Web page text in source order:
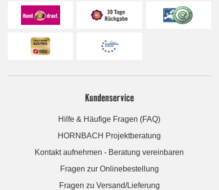
Kundenservice
Hilfe & Häufige Fragen (FAQ)
HORNBACH Projektberatung
Kontakt aufnehmen - Beratung vereinbaren
Fragen zur Onlinebestellung
Fragen zu Versand/Lieferung